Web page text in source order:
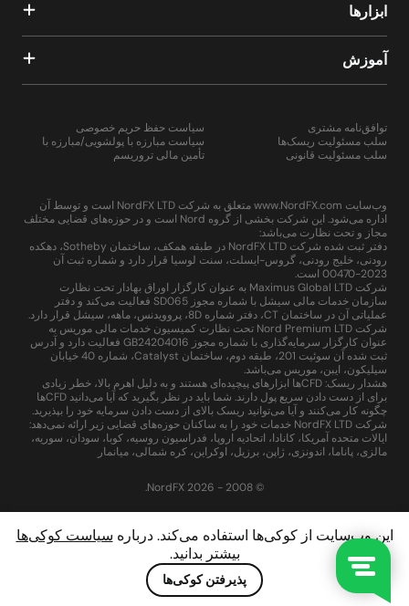
این وب‌سایت از کوکی‌ها استفاده می‌کند. درباره سیاست کوکی‌ها
بیشتر بدانید.
پذیرفتن کوکی‌ها
ابزارها
آموزش
توافق‌نامه مشتری
سلب مسئولیت ریسک‌ها
سلب مسئولیت قانونی
سیاست حفظ حریم خصوصی
سیاست مبارزه با پولشویی/مبارزه با
تأمین مالی تروریسم
وب‌سایت www.NordFX.com متعلق به شرکت NordFX LTD است و توسط آن
اداره می‌شود. این شرکت بخشی از گروه Nord است و در حوزه‌های قضایی مختلف
مجاز و تحت نظارت می‌باشد:
دفتر ثبت شده شرکت NordFX LTD در طبقه همکف، ساختمان Sotheby، دهکده
رودنی، خلیج رودنی، گروس-ایسلت، سنت لوسیا قرار دارد و شماره ثبت آن
2023-00470 است.
شرکت Maximus Global LTD به عنوان کارگزار اوراق بهادار تحت نظارت
سازمان خدمات مالی سیشل با شماره مجوز SD065 فعالیت می‌کند و دفتر
عملیاتی آن در ساختمان CT، دفتر شماره 8D، پروویدنس، ماهه، سیشل قرار دارد.
شرکت Nord Premium LTD تحت نظارت کمیسیون خدمات مالی موریس به
عنوان کارگزار سرمایه‌گذاری با شماره مجوز GB24204016 فعالیت دارد و آدرس
ثبت شده آن سوئیت 201، طبقه دوم، ساختمان Catalyst، شماره 40 خیابان
سیلیکون، ایبن، موریس می‌باشد.
هشدار ریسک: CFDها ابزارهای پیچیده‌ای هستند و به دلیل اهرم بالا، خطر زیادی
برای از دست دادن سریع پول دارند. شما باید در نظر بگیرید که آیا می‌دانید CFDها
چگونه کار می‌کنند و آیا می‌توانید ریسک بالای از دست دادن سرمایه خود را بپذیرید.
شرکت NordFX LTD خدمات خود را به ساکنان حوزه‌های قضایی زیر ارائه نمی‌دهد:
ایالات متحده آمریکا، کانادا، اتحادیه اروپا، فدراسیون روسیه، کوبا، سودان، سوریه،
مالزی، پاناما، اندونزی، ژاپن، برزیل، اوکراین، کره شمالی، میانمار
© 2008 - 2026 NordFX.